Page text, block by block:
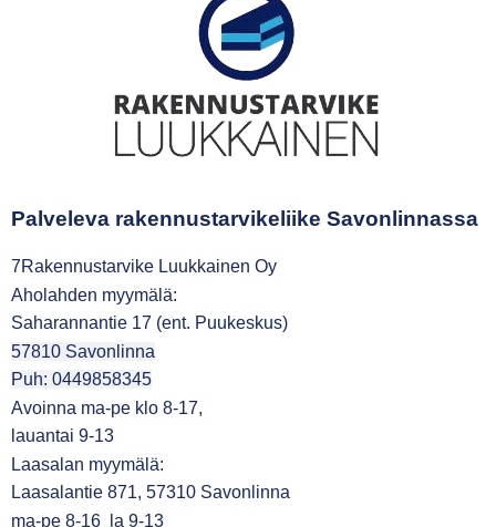
Palveleva rakennustarvikeliike Savonlinnassa
7Rakennustarvike Luukkainen Oy
Aholahden myymälä:
Saharannantie 17 (ent. Puukeskus)
57810 Savonlinna
Puh: 0449858345
Avoinna ma-pe klo 8-17,
lauantai 9-13
Laasalan myymälä:
Laasalantie 871, 57310 Savonlinna
ma-pe 8-16 la 9-13